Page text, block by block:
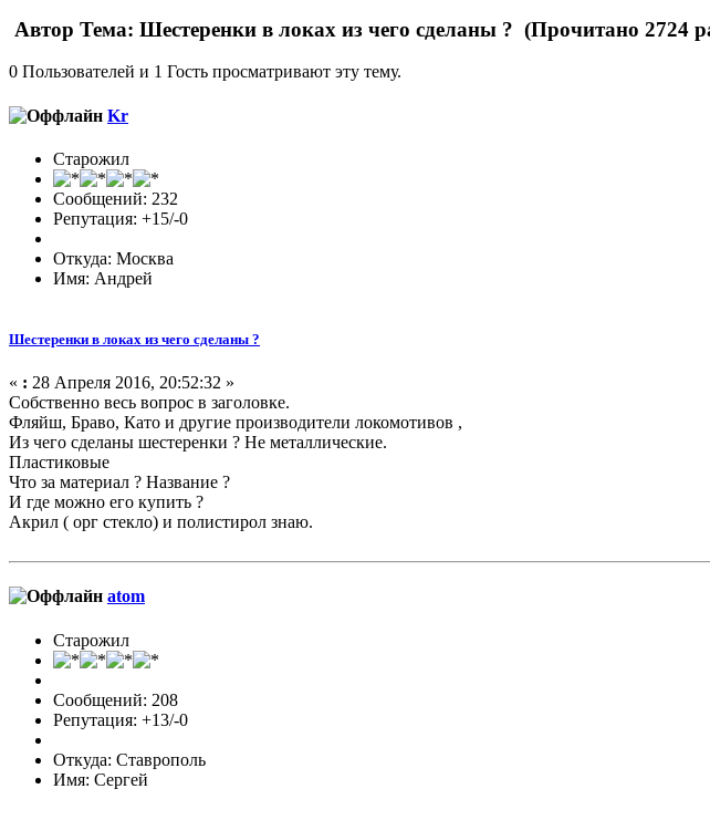
Автор Тема: Шестеренки в локах из чего сделаны ? (Прочитано 2724
0 Пользователей и 1 Гость просматривают эту тему.
Kr
Старожил
Сообщений: 232
Репутация: +15/-0
Откуда: Москва
Имя: Андрей
Шестеренки в локах из чего сделаны ?
« : 28 Апреля 2016, 20:52:32 »
Собственно весь вопрос в заголовке.
Фляйш, Браво, Като и другие производители локомотивов ,
Из чего сделаны шестеренки ? Не металлические.
Пластиковые
Что за материал ? Название ?
И где можно его купить ?
Акрил ( орг стекло) и полистирол знаю.
atom
Старожил
Сообщений: 208
Репутация: +13/-0
Откуда: Ставрополь
Имя: Сергей